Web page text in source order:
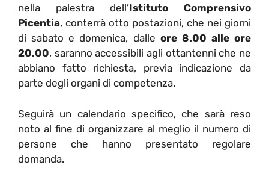
nella palestra dell’Istituto Comprensivo
Picentia, conterrà otto postazioni, che nei giorni
di sabato e domenica, dalle ore 8.00 alle ore
20.00, saranno accessibili agli ottantenni che ne
abbiano fatto richiesta, previa indicazione da
parte degli organi di competenza.
Seguirà un calendario specifico, che sarà reso
noto al fine di organizzare al meglio il numero di
persone che hanno presentato regolare
domanda.